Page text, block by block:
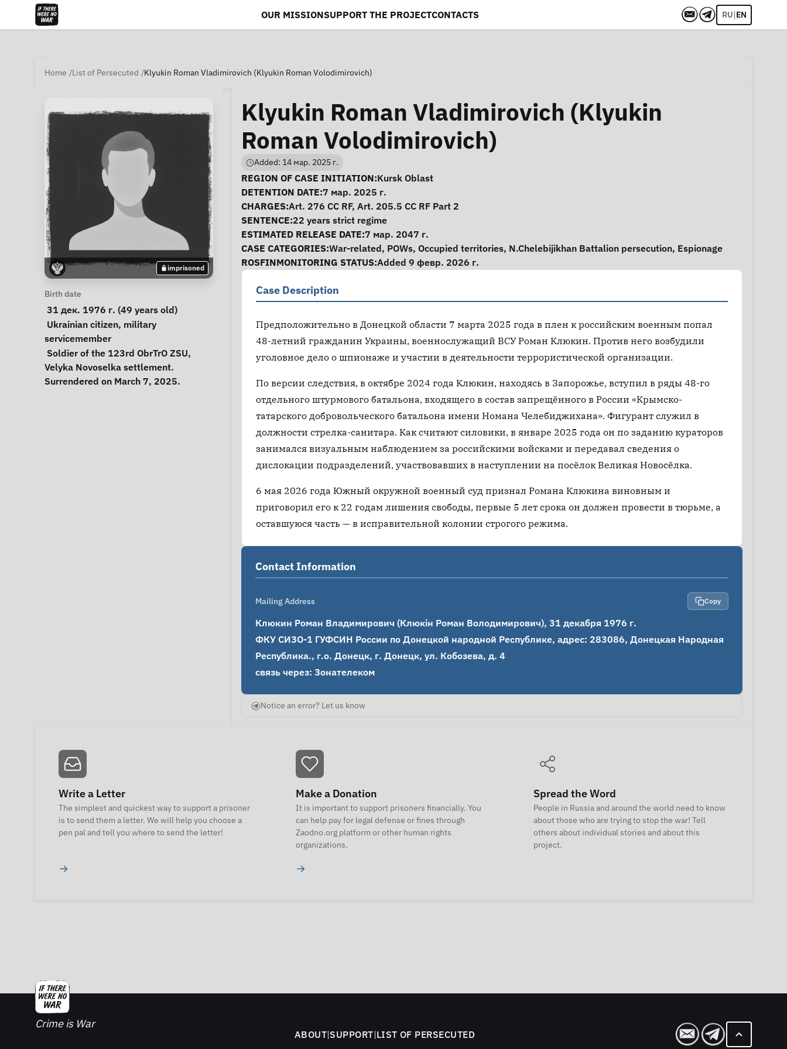
OUR MISSIONSUPPORT THE PROJECTCONTACTS RU|EN
Home List of Persecuted Klyukin Roman Vladimirovich (Klyukin Roman Volodimirovich)
imprisoned
Personal Information
Birth date
31 дек. 1976 г. (49 years old)
Special circumstances
Ukrainian citizen, military
servicemember
Notes
Velyka Novoselka settlement.
Surrendered on March 7, 2025.
Klyukin Roman Vladimirovich (Klyukin
Roman Volodimirovich)
Added: 14 мар. 2025 г.
Case Information
REGION OF CASE INITIATION:Kursk Oblast
DETENTION DATE:7 мар. 2025 г.
CHARGES:Art. 276 CC RF, Art. 205.5 CC RF Part 2
SENTENCE:22 years strict regime
ESTIMATED RELEASE DATE:7 мар. 2047 г.
CASE CATEGORIES:War-related, POWs, Occupied territories, N.Chelebijikhan Battalion persecution, Espionage
ROSFINMONITORING STATUS:Added 9 февр. 2026 г.
Case Description
Предположительно в Донецкой области 7 марта 2025 года в плен к российским военным попал
48-летний гражданин Украины, военнослужащий ВСУ Роман Клюкин. Против него возбудили
уголовное дело о шпионаже и участии в деятельности террористической организации.
По версии следствия, в октябре 2024 года Клюкин, находясь в Запорожье, вступил в ряды 48-го
отдельного штурмового батальона, входящего в состав запрещённого в России «Крымско-
татарского добровольческого батальона имени Номана Челебиджихана». Фигурант служил в
должности стрелка-санитара. Как считают силовики, в январе 2025 года он по заданию кураторов
занимался визуальным наблюдением за российскими войсками и передавал сведения о
дислокации подразделений, участвовавших в наступлении на посёлок Великая Новосёлка.
6 мая 2026 года Южный окружной военный суд признал Романа Клюкина виновным и
приговорил его к 22 годам лишения свободы, первые 5 лет срока он должен провести в тюрьме, а
оставшуюся часть — в исправительной колонии строгого режима.
Contact Information
Mailing Address Copy
Клюкин Роман Владимирович (Клюкін Роман Володимирович), 31 декабря 1976 г.
ФКУ СИЗО-1 ГУФСИН России по Донецкой народной Республике, адрес: 283086, Донецкая Народная
Республика., г.о. Донецк, г. Донецк, ул. Кобозева, д. 4
связь через: Зонателеком
Notice an error? Let us know
Write a Letter
The simplest and quickest way to support a prisoner
is to send them a letter. We will help you choose a
pen pal and tell you where to send the letter!
→
Make a Donation
It is important to support prisoners financially. You
can help pay for legal defense or fines through
Zaodno.org platform or other human rights
organizations.
→
Spread the Word
People in Russia and around the world need to know
about those who are trying to stop the war! Tell
others about individual stories and about this
project.
Crime is War
ABOUT|SUPPORT|LIST OF PERSECUTED